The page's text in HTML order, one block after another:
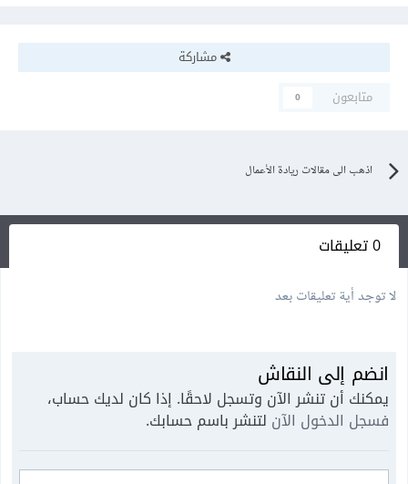
مشاركة
متابعون
0
اذهب الى مقالات ريادة الأعمال
0 تعليقات
لا توجد أية تعليقات بعد
انضم إلى النقاش
يمكنك أن تنشر الآن وتسجل لاحقًا. إذا كان لديك حساب،
فسجل الدخول الآن لتنشر باسم حسابك.